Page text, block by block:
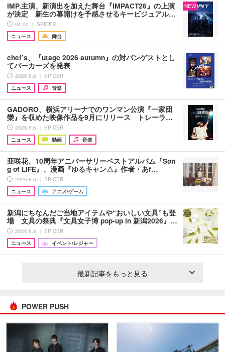
IMP.主演、新演出を加えた舞台『IMPACT26』の上演
が決定 新生の幕開けを予感させるキービジュアル…
04:00 ｜ SPICER
ニュース
舞台
NEW
chef’s、『utage 2026 autumn』の対バンゲストとし
てパーカーズを発表
2026.8.6 ｜ SPICER
ニュース
音楽
GADORO、横浜アリーナでのワンマン公演『一家団
欒』を収めた映像作品を9月にリリース トレーラ…
2026.8.6 ｜ SPICER
ニュース
動画 音楽
亜咲花、10周年アニバーサリーベストアルバム『Son
g of LIFE』、漫画『ゆるキャン△』作者・あf…
2026.8.6 ｜ SPICER
ニュース
アニメ/ゲーム
新潟にちなんだご当地アイテムや“おいしい文具”も登
場 文具の祭典『文具女子博 pop-up in 新潟2026』…
2026.8.6 ｜ SPICER
ニュース
イベント/レジャー
最新記事をもっと見る
POWER PUSH